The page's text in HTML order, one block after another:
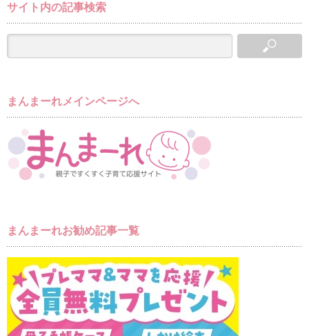
サイト内の記事検索
まんまーれメインページへ
まんまーれお勧め記事一覧